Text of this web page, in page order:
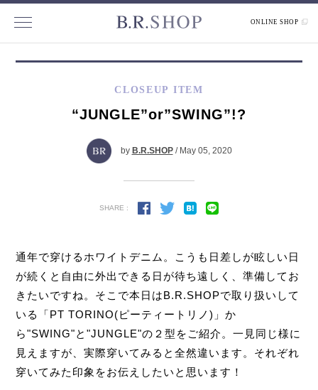
ONLINE SHOP
CLOSEUP ITEM
“JUNGLE”or”SWING”!?
by B.R.SHOP/ May 05, 2020
SHARE :
通年で穿けるホワイトデニム。こうも日差しが眩しい日
が続くと自由に外出できる日が待ち遠しく、準備してお
きたいですね。そこで本日はB.R.SHOPで取り扱いして
いる「PT TORINO(ピーティートリノ)」か
ら"SWING"と"JUNGLE"の２型をご紹介。一見同じ様に
見えますが、実際穿いてみると全然違います。それぞれ
穿いてみた印象をお伝えしたいと思います！